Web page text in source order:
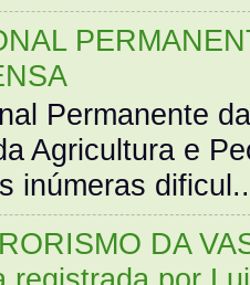
Permanente
Agricultura e
inúmeras
DA